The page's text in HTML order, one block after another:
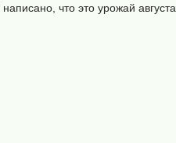
что это урожай